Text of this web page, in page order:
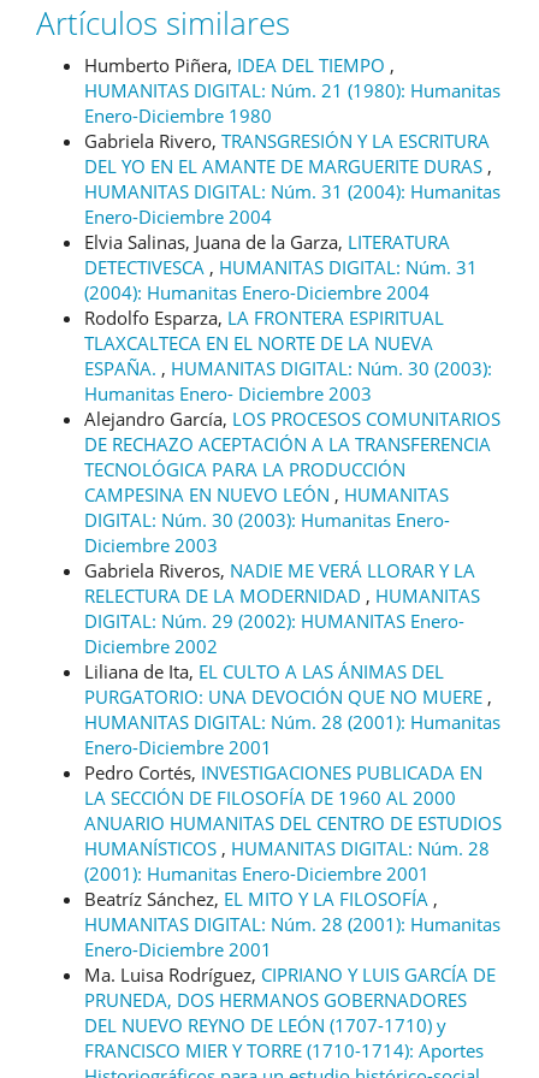
Artículos similares
Humberto Piñera, IDEA DEL TIEMPO ,
HUMANITAS DIGITAL: Núm. 21 (1980): Humanitas
Enero-Diciembre 1980
Gabriela Rivero, TRANSGRESIÓN Y LA ESCRITURA
DEL YO EN EL AMANTE DE MARGUERITE DURAS ,
HUMANITAS DIGITAL: Núm. 31 (2004): Humanitas
Enero-Diciembre 2004
Elvia Salinas, Juana de la Garza, LITERATURA
DETECTIVESCA , HUMANITAS DIGITAL: Núm. 31
(2004): Humanitas Enero-Diciembre 2004
Rodolfo Esparza, LA FRONTERA ESPIRITUAL
TLAXCALTECA EN EL NORTE DE LA NUEVA
ESPAÑA. , HUMANITAS DIGITAL: Núm. 30 (2003):
Humanitas Enero- Diciembre 2003
Alejandro García, LOS PROCESOS COMUNITARIOS
DE RECHAZO ACEPTACIÓN A LA TRANSFERENCIA
TECNOLÓGICA PARA LA PRODUCCIÓN
CAMPESINA EN NUEVO LEÓN , HUMANITAS
DIGITAL: Núm. 30 (2003): Humanitas Enero-
Diciembre 2003
Gabriela Riveros, NADIE ME VERÁ LLORAR Y LA
RELECTURA DE LA MODERNIDAD , HUMANITAS
DIGITAL: Núm. 29 (2002): HUMANITAS Enero-
Diciembre 2002
Liliana de Ita, EL CULTO A LAS ÁNIMAS DEL
PURGATORIO: UNA DEVOCIÓN QUE NO MUERE ,
HUMANITAS DIGITAL: Núm. 28 (2001): Humanitas
Enero-Diciembre 2001
Pedro Cortés, INVESTIGACIONES PUBLICADA EN
LA SECCIÓN DE FILOSOFÍA DE 1960 AL 2000
ANUARIO HUMANITAS DEL CENTRO DE ESTUDIOS
HUMANÍSTICOS , HUMANITAS DIGITAL: Núm. 28
(2001): Humanitas Enero-Diciembre 2001
Beatríz Sánchez, EL MITO Y LA FILOSOFÍA ,
HUMANITAS DIGITAL: Núm. 28 (2001): Humanitas
Enero-Diciembre 2001
Ma. Luisa Rodríguez, CIPRIANO Y LUIS GARCÍA DE
PRUNEDA, DOS HERMANOS GOBERNADORES
DEL NUEVO REYNO DE LEÓN (1707-1710) y
FRANCISCO MIER Y TORRE (1710-1714): Aportes